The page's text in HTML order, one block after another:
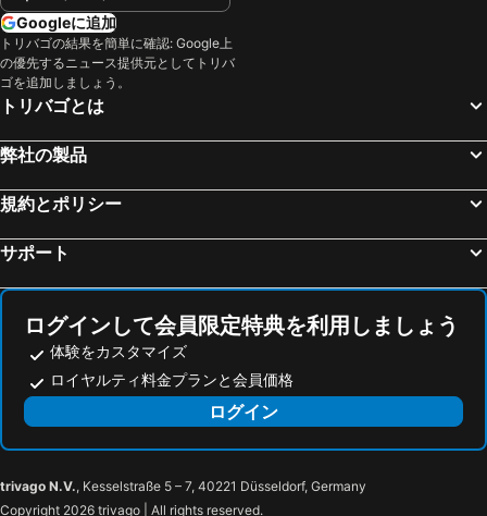
Doria Grand Hotel
Hotel Galileo
Hotel Rio
ルーム メイト ジュリア
ホテル ラファエロ
Hotel Eva
ウナ ホテル クザー二
ホテル XXII マルゾー
INNSiDE Milano Torre GalFa
NH Collection Milano Porta Nuova
アウリーガ ホテル
エクセルシオール ホテル ガリア ラグジュアリー コレクション ホテル ミラノ
ホテル チェルヴォ ミラノ
Leonardo Milano Centrale
Milano Verticale | UNA Esperienze
Avani Palazzo Moscova Milan Hotel
ME ミラノ - イル デュッカ
ホテル スポーティング コローニョ
Hotel Repubblica
Hotel Ares Milano ***
21 House of Stories Navigli
イビス スタイルズ ミラノ メレナノ
ルツェルン湖
ボローニャ・ボルゴ・パニゴーレ空港
Interlaken Classics
Bergamo Città Alta
Duomo Metro Station
Piazza della Vittoria
St Moritzersee
フィエラミラノシティ
Caiazzo Metro Station
Mediolanum Forum
Wengen Bahnhof
Museo del Duomo di Milano
サンタ・マリア・デッレ・グラツィエ教会
Stazione Milano Lambrate
Hauptbahnhof Luzern
Sils Maria
Central Station
Veronafiere
Gioia Metro Station
Palazzo Lombardia
Isola Metro Station
Chiesa Cattolica Parrocchiale San Gioachimo
Googleに追加
トリバゴの結果を簡単に確認: Google上
の優先するニュース提供元としてトリバ
ゴを追加しましょう。
トリバゴとは
弊社の製品
規約とポリシー
サポート
ログインして会員限定特典を利用しましょう
体験をカスタマイズ
ロイヤルティ料金プランと会員価格
ログイン
trivago N.V., Kesselstraße 5 – 7, 40221 Düsseldorf, Germany
Copyright 2026 trivago | All rights reserved.